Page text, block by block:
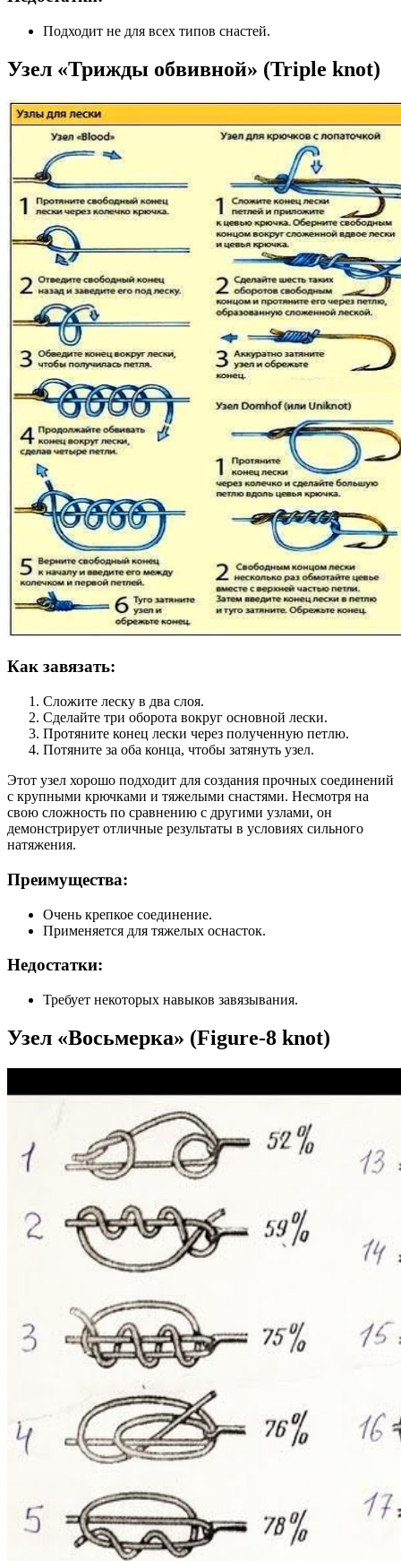
Подходит не для всех типов снастей.
Узел «Трижды обвивной» (Triple knot)
Как завязать:
Сложите леску в два слоя.
Сделайте три оборота вокруг основной лески.
Протяните конец лески через полученную петлю.
Потяните за оба конца, чтобы затянуть узел.
Этот узел хорошо подходит для создания прочных соединений
с крупными крючками и тяжелыми снастями. Несмотря на
свою сложность по сравнению с другими узлами, он
демонстрирует отличные результаты в условиях сильного
натяжения.
Преимущества:
Очень крепкое соединение.
Применяется для тяжелых оснасток.
Недостатки:
Требует некоторых навыков завязывания.
Узел «Восьмерка» (Figure-8 knot)